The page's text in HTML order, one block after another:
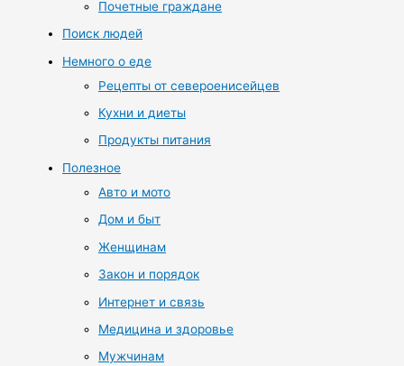
Почетные граждане
Поиск людей
Немного о еде
Рецепты от североенисейцев
Кухни и диеты
Продукты питания
Полезное
Авто и мото
Дом и быт
Женщинам
Закон и порядок
Интернет и связь
Медицина и здоровье
Мужчинам